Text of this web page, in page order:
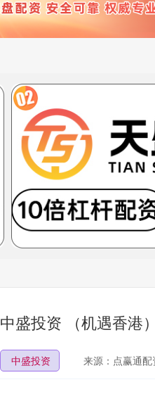
中盛投资 （机遇香港
中盛投资 来源：点赢通配